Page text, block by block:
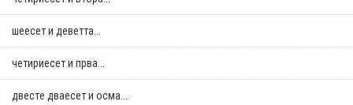
шеесет и деветта...
четириесет и прва...
двестe дваесет и осма...